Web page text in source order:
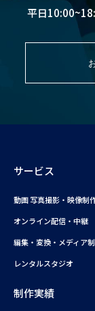
平日
サービス
動画 写真撮影・映像制
オンライン配信・中継
編集・変換・メディア
レンタルスタジオ
制作実績